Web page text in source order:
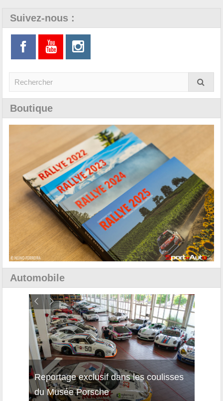
Suivez-nous :
Boutique
Automobile
Reportage exclusif dans les coulisses
du Musée Porsche